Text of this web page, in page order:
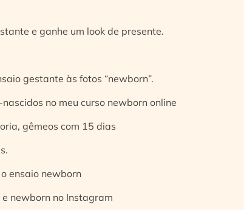
e ganhe um look de presente.
gestante às fotos “newborn”.
no meu curso newborn online
gêmeos com 15 dias
ensaio newborn
newborn no Instagram